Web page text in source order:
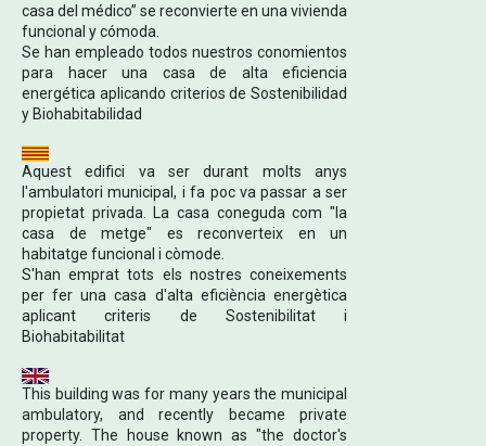
casa del médico” se reconvierte en una vivienda
funcional y cómoda.
Se han empleado todos nuestros conomientos
para hacer una casa de alta eficiencia
energética aplicando criterios de Sostenibilidad
y Biohabitabilidad
Aquest edifici va ser durant molts anys
l'ambulatori municipal, i fa poc va passar a ser
propietat privada. La casa coneguda com "la
casa de metge" es reconverteix en un
habitatge funcional i còmode.
S'han emprat tots els nostres coneixements
per fer una casa d'alta eficiència energètica
aplicant criteris de Sostenibilitat i
Biohabitabilitat
This building was for many years the municipal
ambulatory, and recently became private
property. The house known as "the doctor's